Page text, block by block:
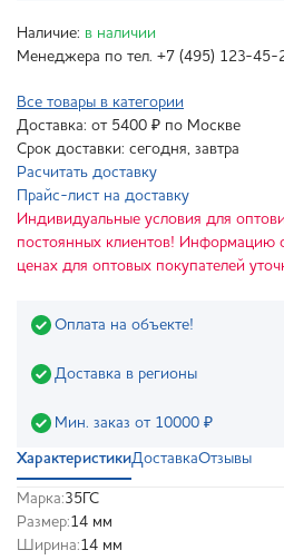
Наличие: в наличии
Менеджера по тел. +7 (495) 123-45-
Все товары в категории
Доставка: от 5400 ₽ по Москве
Срок доставки: сегодня, завтра
Расчитать доставку
Прайс-лист на доставку
Индивидуальные условия для
постоянных клиентов! Информацию
ценах для оптовых покупателей
Оплата на объекте!
Доставка в регионы
Мин. заказ от 10000 ₽
ХарактеристикиДоставкаОтзывы
Марка:35ГС
Размер:14 мм
Ширина:14 мм